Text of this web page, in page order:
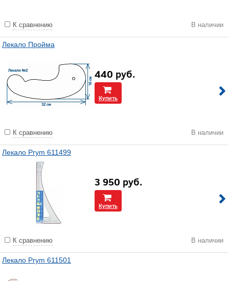
К сравнению В наличии
Лекало Пройма
440 руб.
Купить
К сравнению В наличии
Лекало Prym 611499
3 950 руб.
Купить
К сравнению В наличии
Лекало Prym 611501